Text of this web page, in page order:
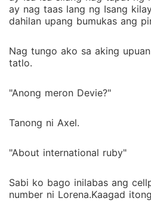
ay nag taas lang ng Isang
dahilan upang bumukas ang
Nag tungo ako sa aking
tatlo.
"Anong meron Devie?"
Tanong ni Axel.
"About international ruby"
Sabi ko bago inilabas ang
number ni Lorena.Kaagad